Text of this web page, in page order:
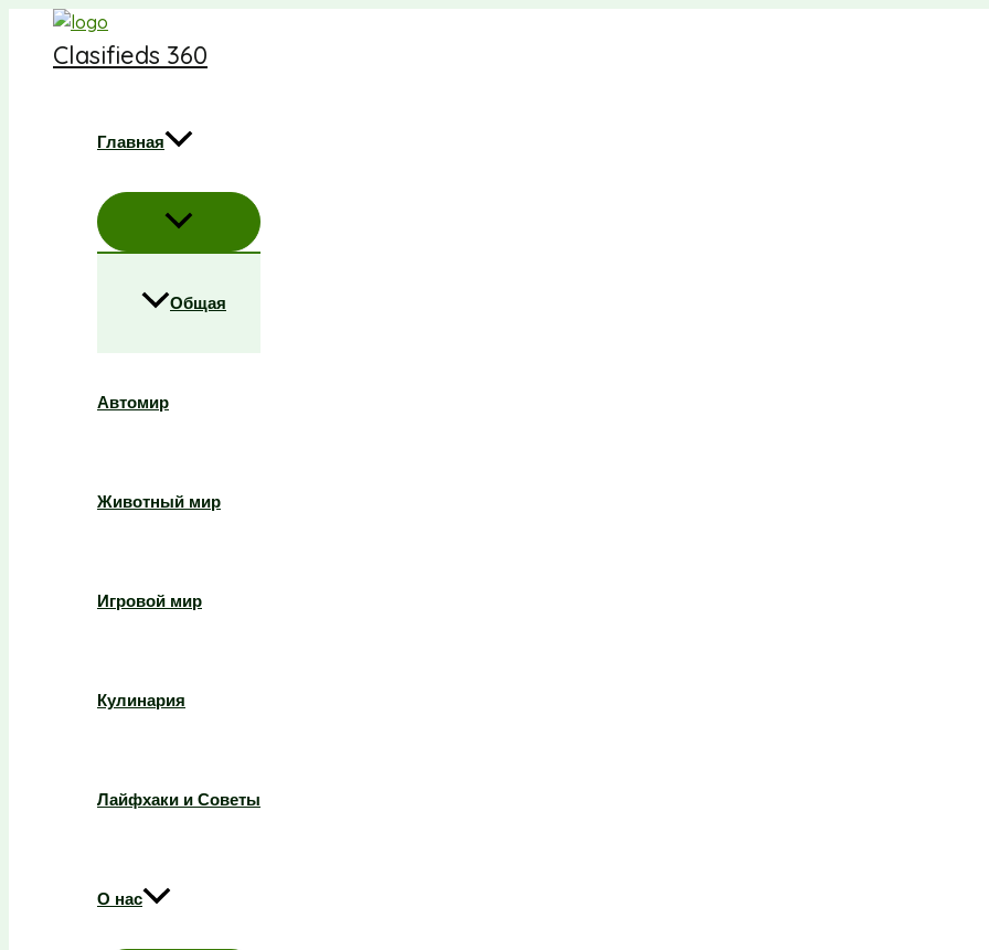
Перейти
Clasifieds 360
Главная
Общая
Автомир
Животный мир
Игровой мир
Кулинария
Лайфхаки и Советы
О нас